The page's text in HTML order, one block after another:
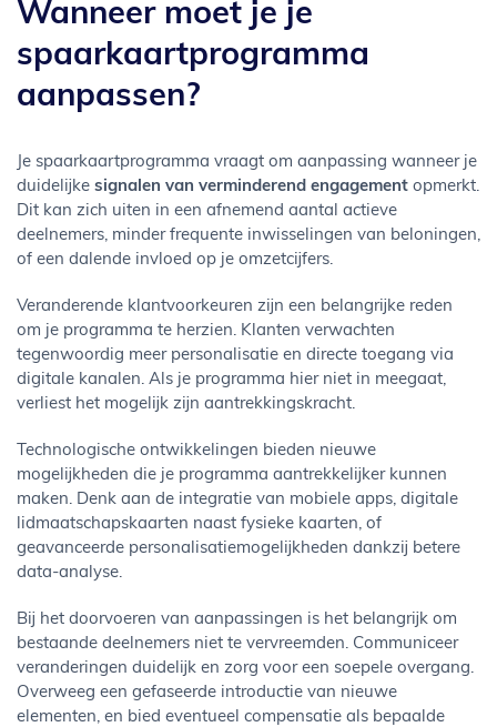
Wanneer moet je je
spaarkaartprogramma
aanpassen?
Je spaarkaartprogramma vraagt om aanpassing wanneer je
duidelijke signalen van verminderend engagement opmerkt.
Dit kan zich uiten in een afnemend aantal actieve
deelnemers, minder frequente inwisselingen van beloningen,
of een dalende invloed op je omzetcijfers.
Veranderende klantvoorkeuren zijn een belangrijke reden
om je programma te herzien. Klanten verwachten
tegenwoordig meer personalisatie en directe toegang via
digitale kanalen. Als je programma hier niet in meegaat,
verliest het mogelijk zijn aantrekkingskracht.
Technologische ontwikkelingen bieden nieuwe
mogelijkheden die je programma aantrekkelijker kunnen
maken. Denk aan de integratie van mobiele apps, digitale
lidmaatschapskaarten naast fysieke kaarten, of
geavanceerde personalisatiemogelijkheden dankzij betere
data-analyse.
Bij het doorvoeren van aanpassingen is het belangrijk om
bestaande deelnemers niet te vervreemden. Communiceer
veranderingen duidelijk en zorg voor een soepele overgang.
Overweeg een gefaseerde introductie van nieuwe
elementen, en bied eventueel compensatie als bepaalde